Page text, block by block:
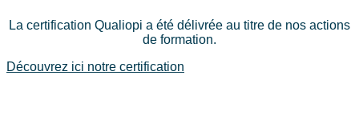
La certification Qualiopi a été délivrée au titre de nos actions
de formation.
Découvrez ici notre certification